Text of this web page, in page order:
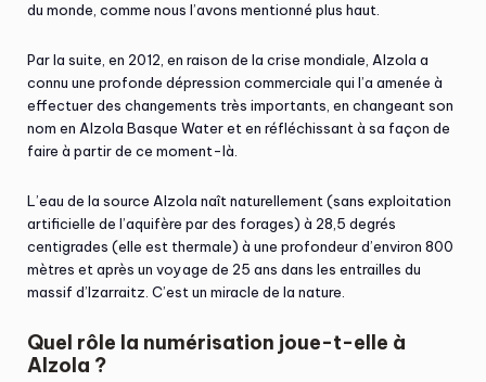
du monde, comme nous l’avons mentionné plus haut.
Par la suite, en 2012, en raison de la crise mondiale, Alzola a
connu une profonde dépression commerciale qui l’a amenée à
effectuer des changements très importants, en changeant son
nom en Alzola Basque Water et en réfléchissant à sa façon de
faire à partir de ce moment-là.
L’eau de la source Alzola naît naturellement (sans exploitation
artificielle de l’aquifère par des forages) à 28,5 degrés
centigrades (elle est thermale) à une profondeur d’environ 800
mètres et après un voyage de 25 ans dans les entrailles du
massif d’Izarraitz. C’est un miracle de la nature.
Quel rôle la numérisation joue-t-elle à
Alzola ?